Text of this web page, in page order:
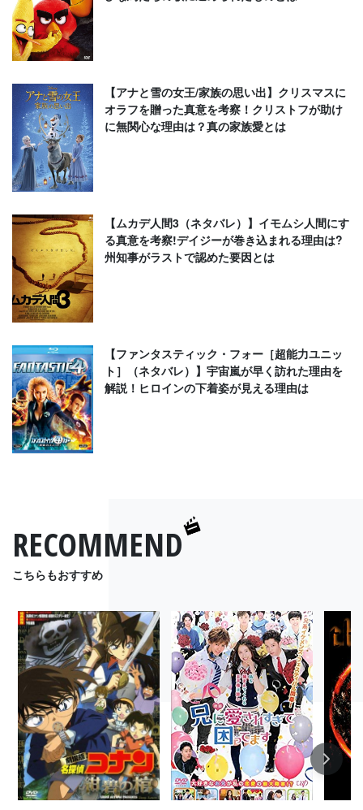
【アナと雪の女王/家族の思い出】クリスマスに
オラフを贈った真意を考察！クリストフが助け
に無関心な理由は？真の家族愛とは
【ムカデ人間3（ネタバレ）】イモムシ人間にす
る真意を考察!デイジーが巻き込まれる理由は?
州知事がラストで認めた要因とは
【ファンタスティック・フォー［超能力ユニッ
ト］（ネタバレ）】宇宙嵐が早く訪れた理由を
解説！ヒロインの下着姿が見える理由は
RECOMMEND
こちらもおすすめ
Next